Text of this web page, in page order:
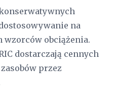
na
obciążenia.
dostarczają cennych
przez